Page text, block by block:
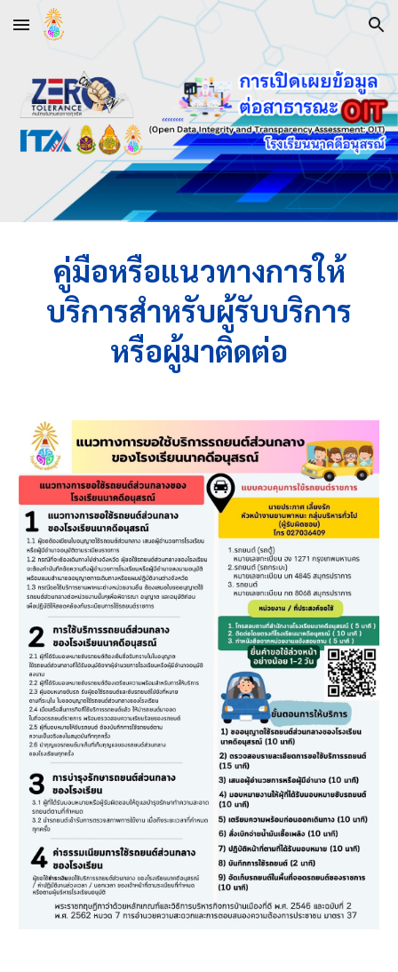
Skip to main content Skip to navigation
คู่มือหรือแนวทางการให้
บริการสำหรับผู้รับบริการ
หรือผู้มาติดต่อ